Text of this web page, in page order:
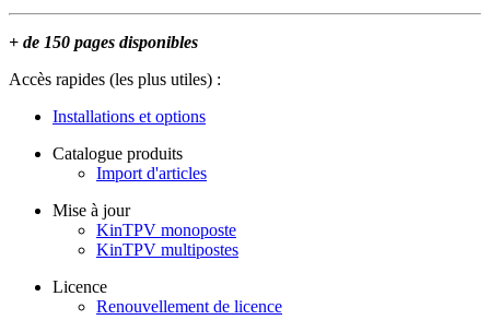
+ de 150 pages disponibles
Accès rapides (les plus utiles) :
Installations et options
Catalogue produits
Import d'articles
Mise à jour
KinTPV monoposte
KinTPV multipostes
Licence
Renouvellement de licence